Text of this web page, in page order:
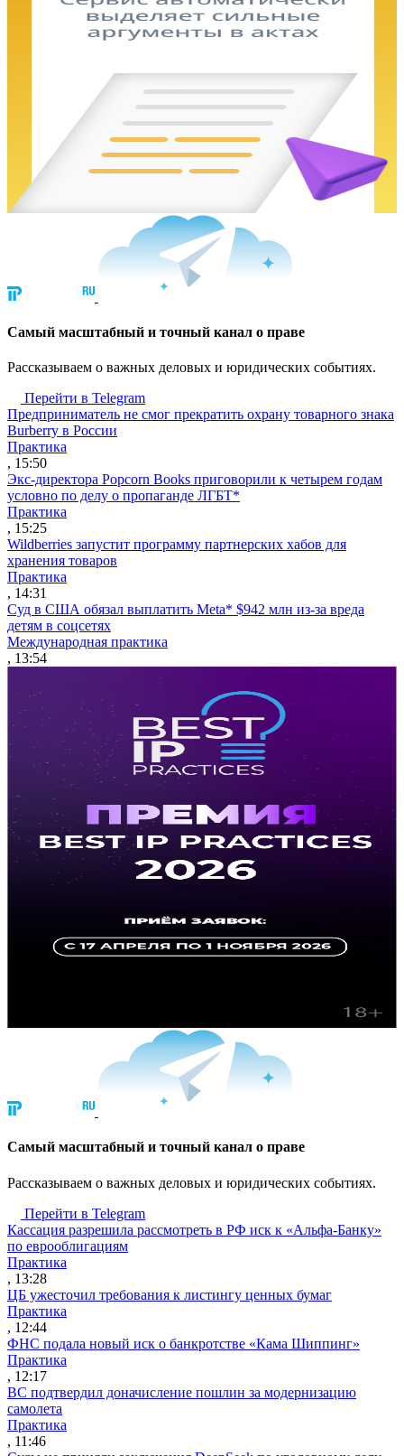
Cамый масштабный и точный канал о праве
Рассказываем о важных деловых и юридических событиях.
Перейти в Telegram
Предприниматель не смог прекратить охрану товарного знака
Burberry в России
Практика
, 15:50
Экс-директора Popcorn Books приговорили к четырем годам
условно по делу о пропаганде ЛГБТ*
Практика
, 15:25
Wildberries запустит программу партнерских хабов для
хранения товаров
Практика
, 14:31
Суд в США обязал выплатить Meta* $942 млн из-за вреда
детям в соцсетях
Международная практика
, 13:54
Cамый масштабный и точный канал о праве
Рассказываем о важных деловых и юридических событиях.
Перейти в Telegram
Кассация разрешила рассмотреть в РФ иск к «Альфа-Банку»
по еврооблигациям
Практика
, 13:28
ЦБ ужесточил требования к листингу ценных бумаг
Практика
, 12:44
ФНС подала новый иск о банкротстве «Кама Шиппинг»
Практика
, 12:17
ВС подтвердил доначисление пошлин за модернизацию
самолета
Практика
, 11:46